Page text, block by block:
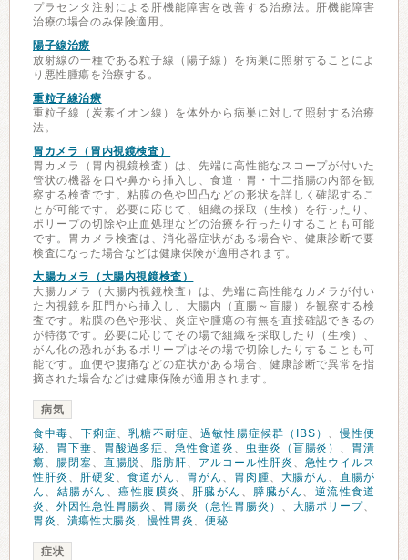
プラセンタ注射による肝機能障害を改善する治療法。肝機能障害
治療の場合のみ保険適用。
陽子線治療
放射線の一種である粒子線（陽子線）を病巣に照射することによ
り悪性腫瘍を治療する。
重粒子線治療
重粒子線（炭素イオン線）を体外から病巣に対して照射する治療
法。
胃カメラ（胃内視鏡検査）
胃カメラ（胃内視鏡検査）は、先端に高性能なスコープが付いた
管状の機器を口や鼻から挿入し、食道・胃・十二指腸の内部を観
察する検査です。粘膜の色や凹凸などの形状を詳しく確認するこ
とが可能です。必要に応じて、組織の採取（生検）を行ったり、
ポリープの切除や止血処理などの治療を行ったりすることも可能
です。胃カメラ検査は、消化器症状がある場合や、健康診断で要
検査になった場合などは健康保険が適用されます。
大腸カメラ（大腸内視鏡検査）
大腸カメラ（大腸内視鏡検査）は、先端に高性能なカメラが付い
た内視鏡を肛門から挿入し、大腸内（直腸～盲腸）を観察する検
査です。粘膜の色や形状、炎症や腫瘍の有無を直接確認できるの
が特徴です。必要に応じてその場で組織を採取したり（生検）、
がん化の恐れがあるポリープはその場で切除したりすることも可
能です。血便や腹痛などの症状がある場合、健康診断で異常を指
摘された場合などは健康保険が適用されます。
病気
食中毒、 下痢症、乳糖不耐症、過敏性腸症候群（IBS） 、慢性便
秘、 胃下垂、 胃酸過多症、 急性食道炎 、 虫垂炎（盲腸炎） 、 胃潰
瘍、 腸閉塞、 直腸脱、 脂肪肝、 アルコール性肝炎 、 急性ウイルス
性肝炎 、 肝硬変、 食道がん 、 胃がん 、 胃肉腫、 大腸がん 、直腸が
ん 、 結腸がん 、癌性腹膜炎 、 肝臓がん 、 膵臓がん 、 逆流性食道
炎 、 外因性急性胃腸炎 、 胃腸炎（急性胃腸炎） 、 大腸ポリープ、
胃炎、 潰瘍性大腸炎、慢性胃炎、便秘
症状